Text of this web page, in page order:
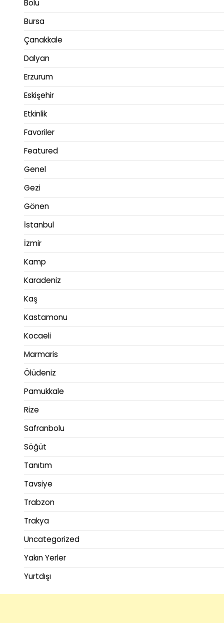
Bolu
Bursa
Çanakkale
Dalyan
Erzurum
Eskişehir
Etkinlik
Favoriler
Featured
Genel
Gezi
Gönen
İstanbul
İzmir
Kamp
Karadeniz
Kaş
Kastamonu
Kocaeli
Marmaris
Ölüdeniz
Pamukkale
Rize
Safranbolu
Söğüt
Tanıtım
Tavsiye
Trabzon
Trakya
Uncategorized
Yakın Yerler
Yurtdışı